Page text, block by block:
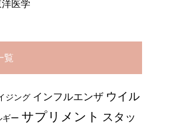
医学
覧
ジング インフルエンザ ウイル
ギー サプリメント スタッ